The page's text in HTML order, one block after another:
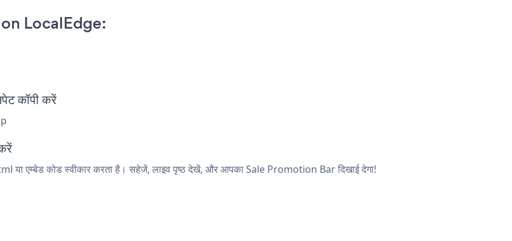
LocalEdge:
कॉपी करें
या एम्बेड कोड स्वीकार करता है। सहेजें, लाइव पृष्ठ देखें, और आपका Sale Promotion Bar दिखाई देगा!